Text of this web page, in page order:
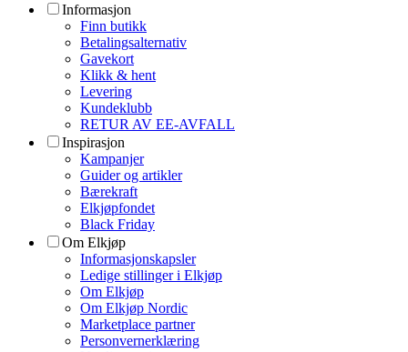
Informasjon
Finn butikk
Betalingsalternativ
Gavekort
Klikk & hent
Levering
Kundeklubb
RETUR AV EE-AVFALL
Inspirasjon
Kampanjer
Guider og artikler
Bærekraft
Elkjøpfondet
Black Friday
Om Elkjøp
Informasjonskapsler
Ledige stillinger i Elkjøp
Om Elkjøp
Om Elkjøp Nordic
Marketplace partner
Personvernerklæring